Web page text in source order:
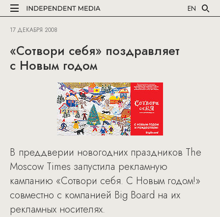
EN
17 ДЕКАБРЯ 2008
«Сотвори себя» поздравляет
с Новым годом
В преддверии новогодних праздников The
Moscow Times запустила рекламную
кампанию «Сотвори себя. C Новым годом!»
совместно с компанией Big Board на их
рекламных носителях.